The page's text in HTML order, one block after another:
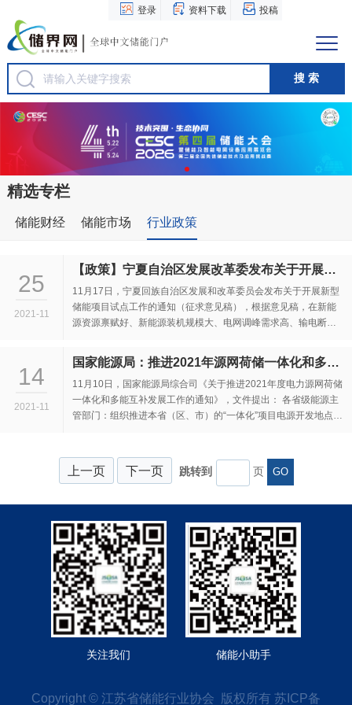
登录 资料下载 投稿
1
精选专栏
储能财经 储能市场 行业政策
25
2021-11
【政策】宁夏自治区发展改革委发布关于开展新型储能项目试点工作的通知（征求意见稿）
11月17日，宁夏回族自治区发展和改革委员会发布关于开展新型
储能项目试点工作的通知（征求意见稿），根据意见稿，在新能
源资源禀赋好、新能源装机规模大、电网调峰需求高、输电断面
14
2021-11
国家能源局：推进2021年源网荷储一体化和多能互补项目！
11月10日，国家能源局综合司《关于推进2021年度电力源网荷储
一体化和多能互补发展工作的通知》，文件提出： 各省级能源主
管部门：组织推进本省（区、市）的“一体化”项目电源开发地点与
上一页 下一页 跳转到 页 GO
关注我们 储能小助手
Copyright © 江苏省储能行业协会 版权所有 苏ICP备